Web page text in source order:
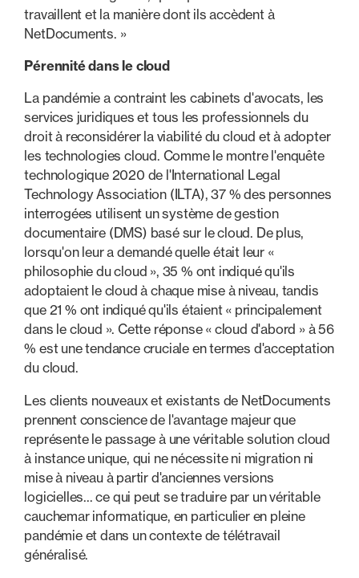
travaillent et la manière dont ils accèdent à
NetDocuments. »
Pérennité dans le cloud
La pandémie a contraint les cabinets d'avocats, les
services juridiques et tous les professionnels du
droit à reconsidérer la viabilité du cloud et à adopter
les technologies cloud. Comme le montre l'enquête
technologique 2020 de l'International Legal
Technology Association (ILTA), 37 % des personnes
interrogées utilisent un système de gestion
documentaire (DMS) basé sur le cloud. De plus,
lorsqu'on leur a demandé quelle était leur «
philosophie du cloud », 35 % ont indiqué qu'ils
adoptaient le cloud à chaque mise à niveau, tandis
que 21 % ont indiqué qu'ils étaient « principalement
dans le cloud ». Cette réponse « cloud d'abord » à 56
% est une tendance cruciale en termes d'acceptation
du cloud.
Les clients nouveaux et existants de NetDocuments
prennent conscience de l'avantage majeur que
représente le passage à une véritable solution cloud
à instance unique, qui ne nécessite ni migration ni
mise à niveau à partir d'anciennes versions
logicielles... ce qui peut se traduire par un véritable
cauchemar informatique, en particulier en pleine
pandémie et dans un contexte de télétravail
généralisé.